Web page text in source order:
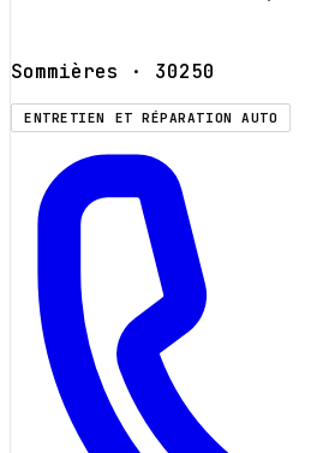
Sommières · 30250
ENTRETIEN ET RÉPARATION AUTO